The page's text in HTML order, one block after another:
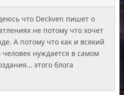
что Deckven пишет о
не потому что хочет
А потому что как и всякий
человек нуждается в самом
этого блога